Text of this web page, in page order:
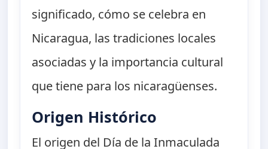
significado, cómo se celebra en
Nicaragua, las tradiciones locales
asociadas y la importancia cultural
que tiene para los nicaragüenses.
Origen Histórico
El origen del Día de la Inmaculada